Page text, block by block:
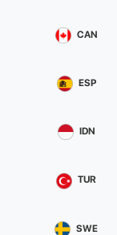
CAN
ESP
IDN
TUR
SWE